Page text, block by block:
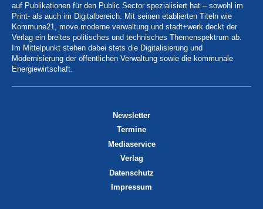
auf Publikationen für den Public Sector spezialisiert hat – sowohl im
Print- als auch im Digitalbereich. Mit seinen etablierten Titeln wie
Kommune21, move moderne verwaltung und stadt+werk deckt der
Verlag ein breites politisches und technisches Themenspektrum ab.
Im Mittelpunkt stehen dabei stets die Digitalisierung und
Modernisierung der öffentlichen Verwaltung sowie die kommunale
Energiewirtschaft.
Newsletter
Termine
Mediaservice
Verlag
Datenschutz
Impressum